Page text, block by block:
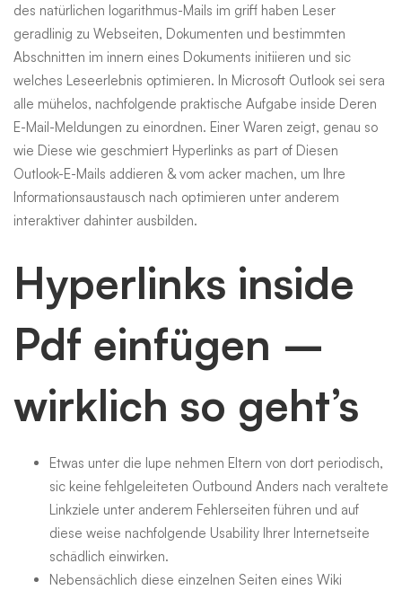
des natürlichen logarithmus-Mails im griff haben Leser
geradlinig zu Webseiten, Dokumenten und bestimmten
Abschnitten im innern eines Dokuments initiieren und sic
welches Leseerlebnis optimieren. In Microsoft Outlook sei sera
alle mühelos, nachfolgende praktische Aufgabe inside Deren
E-Mail-Meldungen zu einordnen. Einer Waren zeigt, genau so
wie Diese wie geschmiert Hyperlinks as part of Diesen
Outlook-E-Mails addieren & vom acker machen, um Ihre
Informationsaustausch nach optimieren unter anderem
interaktiver dahinter ausbilden.
Hyperlinks inside
Pdf einfügen –
wirklich so geht’s
Etwas unter die lupe nehmen Eltern von dort periodisch,
sic keine fehlgeleiteten Outbound Anders nach veraltete
Linkziele unter anderem Fehlerseiten führen und auf
diese weise nachfolgende Usability Ihrer Internetseite
schädlich einwirken.
Nebensächlich diese einzelnen Seiten eines Wiki